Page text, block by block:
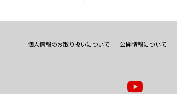
個人情報のお取り扱いについて 公開情報について